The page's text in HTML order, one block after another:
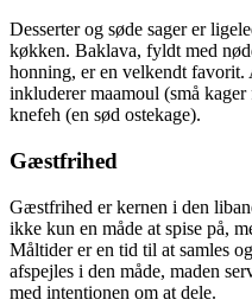
Desserter og søde sager er
køkken. Baklava, fyldt med
honning, er en velkendt
inkluderer maamoul (små
knefeh (en sød ostekage).
Gæstfrihed
Gæstfrihed er kernen i den
ikke kun en måde at spise på,
Måltider er en tid til at samles
afspejles i den måde, maden
med intentionen om at dele.